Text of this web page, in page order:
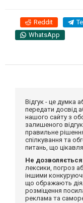
Reddit
WhatsApp
Відгук - це думка
передати досвід
нашого сайту з
залишеного
правильне
спілкування та
питань, що
Не
лексики, погроз
іншими
що ображають
розміщення
реклама та